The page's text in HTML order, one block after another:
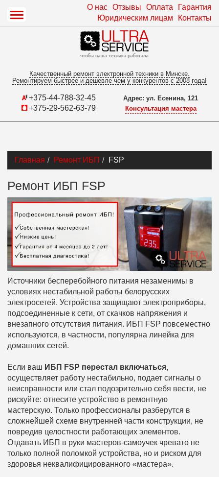
О нас Отзывы Оплата
Гарантия
Юридическим лицам
Контакты
Качественный ремонт электронной техники в Минске.
Ремонтируем быстрее и дешевле чем у конкурентов с 2008 года!
+375-44-788-32-45
+375-29-562-63-79
Адрес: ул. Есенина, 121
Консультация мастера
Главная Ремонт ИБП FSP
Ремонт ИБП FSP
Источники бесперебойного питания незаменимы в
условиях нестабильной работы белорусских
электросетей. Устройства защищают электроприборы,
подсоединенные к сети, от скачков напряжения и
внезапного отсутствия питания. ИБП FSP повсеместно
используются, в частности, популярна линейка для
домашних сетей.
Если ваш ИБП FSP перестал включаться,
осуществляет работу нестабильно, подает сигналы о
неисправности или стал подозрительно себя вести, не
рискуйте: отнесите устройство в ремонтную
мастерскую. Только профессионалы разберутся в
сложнейшей схеме внутренней части конструкции, не
повредив целостности работающих элементов.
Отдавать ИБП в руки мастеров-самоучек чревато не
только полной поломкой устройства, но и риском для
здоровья неквалифицированного «мастера».